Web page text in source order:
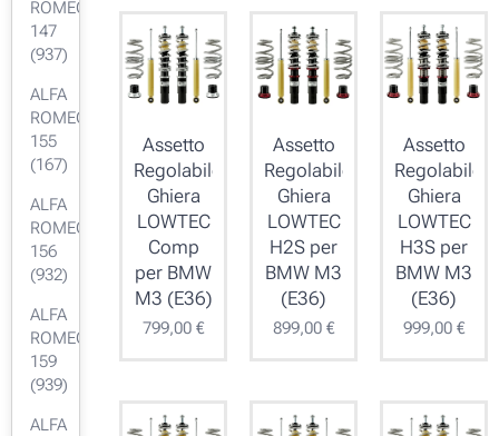
ROMEO
147
(937)
ALFA
ROMEO
155
(167)
ALFA
ROMEO
156
(932)
ALFA
ROMEO
159
(939)
ALFA
Assetto
Regolabile
Ghiera
LOWTEC
Comp
per BMW
M3 (E36)
799,00€
Assetto
Regolabile
Ghiera
LOWTEC
H2S per
BMW M3
(E36)
899,00€
Assetto
Regolabile
Ghiera
LOWTEC
H3S per
BMW M3
(E36)
999,00€